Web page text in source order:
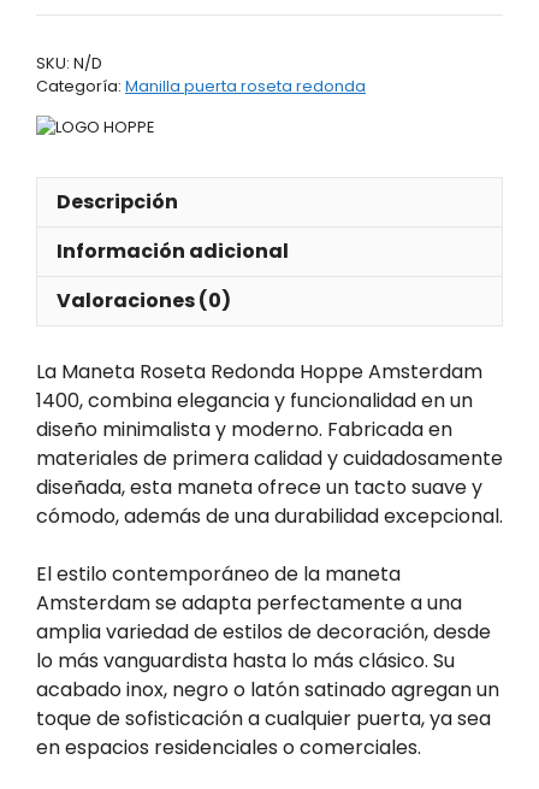
Redonda
1400
SKU: N/D
Categoría: Manilla puerta roseta redonda
Descripción
Información adicional
Valoraciones (0)
La Maneta Roseta Redonda Hoppe Amsterdam
1400, combina elegancia y funcionalidad en un
diseño minimalista y moderno. Fabricada en
materiales de primera calidad y cuidadosamente
diseñada, esta maneta ofrece un tacto suave y
cómodo, además de una durabilidad excepcional.
El estilo contemporáneo de la maneta
Amsterdam se adapta perfectamente a una
amplia variedad de estilos de decoración, desde
lo más vanguardista hasta lo más clásico. Su
acabado inox, negro o latón satinado agregan un
toque de sofisticación a cualquier puerta, ya sea
en espacios residenciales o comerciales.